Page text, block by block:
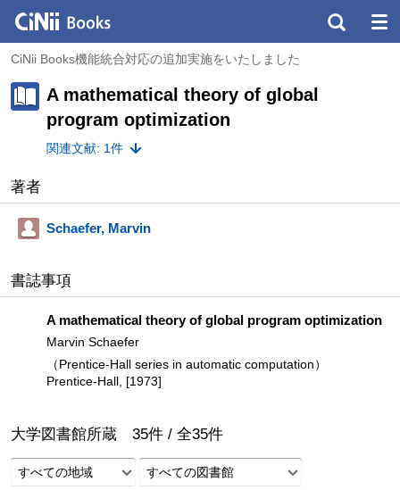
CiNii Books機能統合対応の追加実施をいたしました
A mathematical theory of global
program optimization
関連文献: 1件
著者
Schaefer, Marvin
書誌事項
A mathematical theory of global program optimization
Marvin Schaefer
（Prentice-Hall series in automatic computation）
Prentice-Hall, [1973]
大学図書館所蔵 35件 / 全35件
すべての地域
すべての図書館